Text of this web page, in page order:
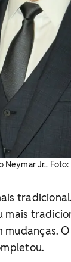
Jr..
tradicional.